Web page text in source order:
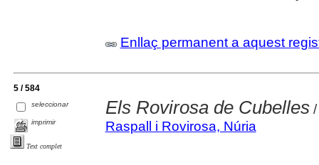
Enllaç permanent a aquest
5 / 584
seleccionar
imprimir
Text complet
Els Rovirosa de Cubelles/
Raspall i Rovirosa, Núria